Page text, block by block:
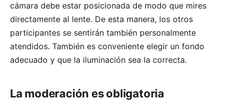
cámara debe estar posicionada de modo que mires
directamente al lente. De esta manera, los otros
participantes se sentirán también personalmente
atendidos. También es conveniente elegir un fondo
adecuado y que la iluminación sea la correcta.
La moderación es obligatoria